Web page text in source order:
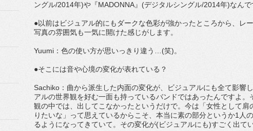
ングル/2014年)や『MADONNA』(デジタルシングル/2014年)なんで
●以前はビジュアル的にもダークな色彩が強かったところから、レ
写真の雰囲気も一気に開けた感じがします。
Yuumi：色の使い方が思いっきり違う…(笑)。
●そこには音や心境の変化が表れている？
Sachiko：曲から派生した内面の変化が、ビジュアルにも全て影響
アルの世界観を好む一面も持っているバンドではあったんですよ
観の中では、出してこなかったというだけで。今は「女性として
りたいな」って思えているからこそ、本当に素の部分というか1人
るようになってきていて。その変化が(ビジュアルにも)すごく出て